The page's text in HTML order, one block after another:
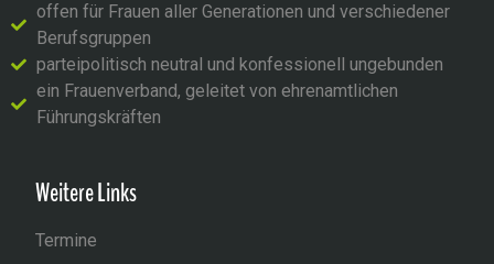
offen für Frauen aller Generationen und verschiedener
Berufsgruppen
parteipolitisch neutral und konfessionell ungebunden
ein Frauenverband, geleitet von ehrenamtlichen
Führungskräften
Weitere Links
Termine